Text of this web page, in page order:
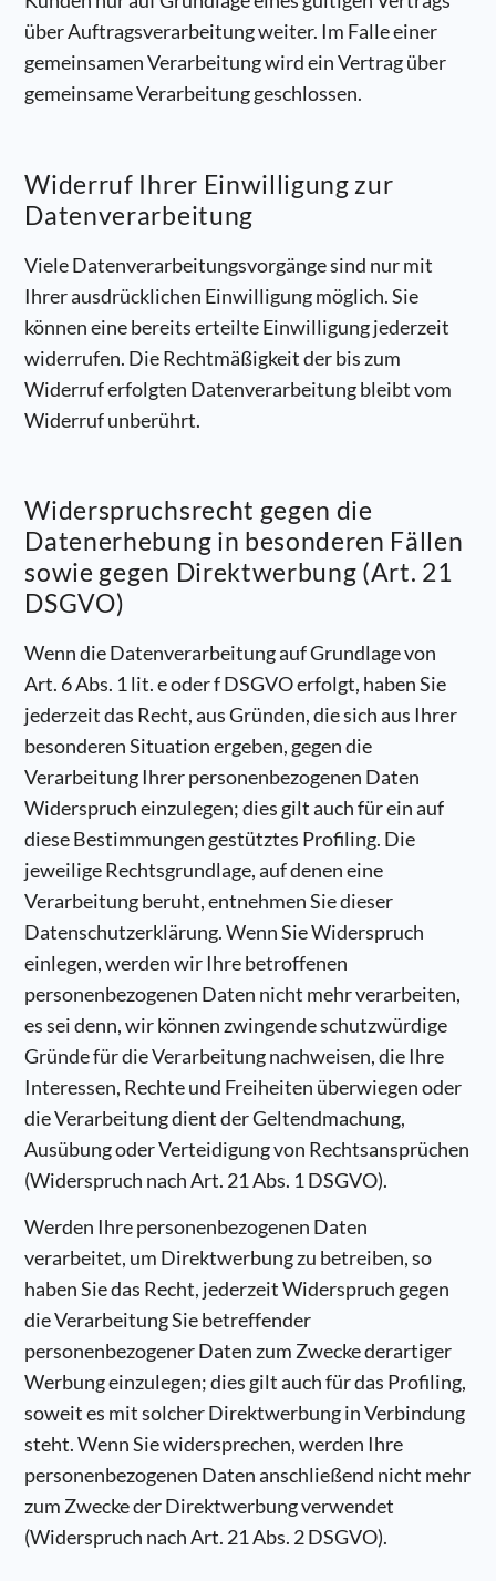
über Auftragsverarbeitung weiter. Im Falle einer
gemeinsamen Verarbeitung wird ein Vertrag über
gemeinsame Verarbeitung geschlossen.
Widerruf Ihrer Einwilligung zur
Datenverarbeitung
Viele Datenverarbeitungsvorgänge sind nur mit
Ihrer ausdrücklichen Einwilligung möglich. Sie
können eine bereits erteilte Einwilligung jederzeit
widerrufen. Die Rechtmäßigkeit der bis zum
Widerruf erfolgten Datenverarbeitung bleibt vom
Widerruf unberührt.
Widerspruchsrecht gegen die
Datenerhebung in besonderen Fällen
sowie gegen Direktwerbung (Art. 21
DSGVO)
Wenn die Datenverarbeitung auf Grundlage von
Art. 6 Abs. 1 lit. e oder f DSGVO erfolgt, haben Sie
jederzeit das Recht, aus Gründen, die sich aus Ihrer
besonderen Situation ergeben, gegen die
Verarbeitung Ihrer personenbezogenen Daten
Widerspruch einzulegen; dies gilt auch für ein auf
diese Bestimmungen gestütztes Profiling. Die
jeweilige Rechtsgrundlage, auf denen eine
Verarbeitung beruht, entnehmen Sie dieser
Datenschutzerklärung. Wenn Sie Widerspruch
einlegen, werden wir Ihre betroffenen
personenbezogenen Daten nicht mehr verarbeiten,
es sei denn, wir können zwingende schutzwürdige
Gründe für die Verarbeitung nachweisen, die Ihre
Interessen, Rechte und Freiheiten überwiegen oder
die Verarbeitung dient der Geltendmachung,
Ausübung oder Verteidigung von Rechtsansprüchen
(Widerspruch nach Art. 21 Abs. 1 DSGVO).
Werden Ihre personenbezogenen Daten
verarbeitet, um Direktwerbung zu betreiben, so
haben Sie das Recht, jederzeit Widerspruch gegen
die Verarbeitung Sie betreffender
personenbezogener Daten zum Zwecke derartiger
Werbung einzulegen; dies gilt auch für das Profiling,
soweit es mit solcher Direktwerbung in Verbindung
steht. Wenn Sie widersprechen, werden Ihre
personenbezogenen Daten anschließend nicht mehr
zum Zwecke der Direktwerbung verwendet
(Widerspruch nach Art. 21 Abs. 2 DSGVO).